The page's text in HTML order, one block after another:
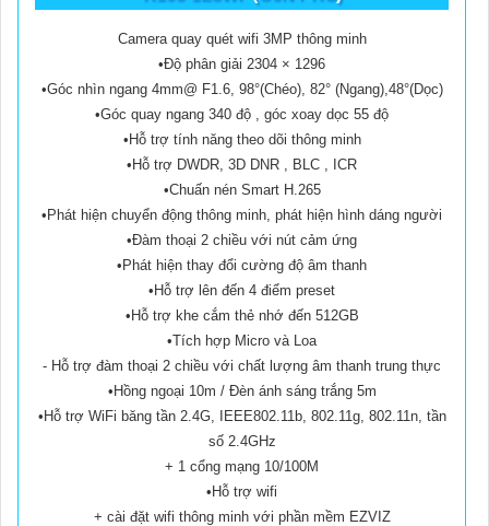
Camera quay quét wifi 3MP thông minh
•Độ phân giải 2304 × 1296
•Góc nhìn ngang 4mm@ F1.6, 98°(Chéo), 82° (Ngang),48°(Dọc)
•Góc quay ngang 340 độ , góc xoay dọc 55 độ
•Hỗ trợ tính năng theo dõi thông minh
•Hỗ trợ DWDR, 3D DNR , BLC , ICR
•Chuấn nén Smart H.265
•Phát hiện chuyển động thông minh, phát hiện hình dáng người
•Đàm thoại 2 chiều với nút cảm ứng
•Phát hiện thay đổi cường độ âm thanh
•Hỗ trợ lên đến 4 điểm preset
•Hỗ trợ khe cắm thẻ nhớ đến 512GB
•Tích hợp Micro và Loa
- Hỗ trợ đàm thoại 2 chiều với chất lượng âm thanh trung thực
•Hồng ngoại 10m / Đèn ánh sáng trắng 5m
•Hỗ trợ WiFi băng tần 2.4G, IEEE802.11b, 802.11g, 802.11n, tần
số 2.4GHz
+ 1 cổng mạng 10/100M
•Hỗ trợ wifi
+ cài đặt wifi thông minh với phần mềm EZVIZ